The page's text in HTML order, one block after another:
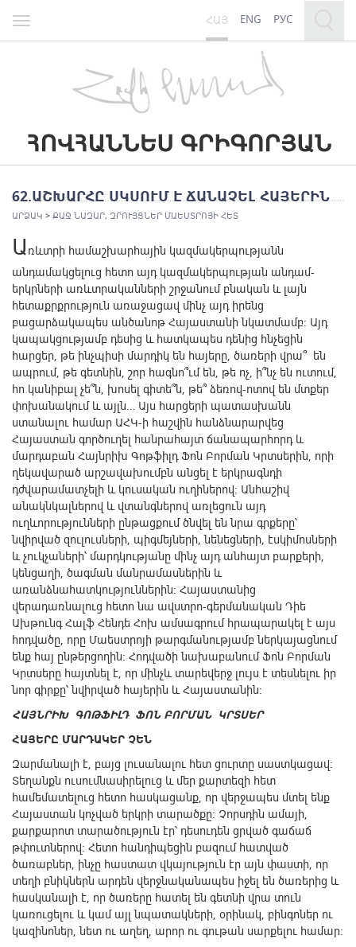
Toggle
navigation
ՀԱՅ ENG РУС
62.ԱՇԽԱՐՀԸ ՍԿՍՈՒՄ Է ՃԱՆԱՉԵԼ ՀԱՅԵՐԻՆ
ԱՐՁԱԿ > ՔԱՋ ՆԱԶԱՐ, ԶՐՈՒՅՑՆԵՐ ՄԱԵՍՏՐՈՅԻ ՀԵՏ
Առևտրի համաշխարհային կազմակերպությանն
անդամակցելուց հետո այդ կազմակերպության անդամ-
երկրների առևտրականների շրջանում բնական և լայն
հետաքրքրություն առաջացավ մինչ այդ իրենց
բացարձակապես անծանոթ Հայաստանի նկատմամբ: Այդ
կապակցությամբ դեսից և հատկապես դենից հնչեցին
հարցեր, թե ինչպիսի մարդիկ են հայերը, ծառերի վրա՞ են
ապրում, թե գետնին, շոր հագնո՞ւմ են, թե ոչ, ի՞նչ են ուտում,
հո կանիբալ չե՞ն, խոսել գիտե՞ն, թե՞ ձեռով-ոտով են մտքեր
փոխանակում և այլն… Այս հարցերի պատասխանն
ստանալու համար ԱՀԿ-ի հաշվին հանձնարարվեց
Հայաստան գործուղել հանրահայտ ճանապարհորդ և
մարդաբան Հայնրիխ Գոթֆիլդ Ֆոն Բորման Կրտսերին, որի
ղեկավարած արշավախումբն անցել է երկրագնդի
դժվարամատչելի և կուսական ուղիներով: Անհաշիվ
անակնկալներով և վտանգներով առլեցուն այդ
ուղևորությունների ընթացքում ծնվել են նրա գրքերը՝
նվիրված զուլուսների, պիգմեյների, նենեցների, էսկիմոսների
և չուկչաների՝ մարդկությանը մինչ այդ անհայտ բարքերի,
կենցաղի, ծագման մանրամասներին և
առանձնահատկություններին: Հայաստանից
վերադառնալուց հետո նա ավստրո-գերմանական Դիե
Ախթունգ Հալֆ Հենդե Հոխ ամսագրում հրապարակել է այս
հոդվածը, որը Մաեստրոյի թարգմանությամբ ներկայացնում
ենք հայ ընթերցողին: Հոդվածի նախաբանում Ֆոն Բորման
Կրտսերը հայտնել է, որ մինչև տարեվերջ լույս է տեսնելու իր
նոր գիրքը՝ նվիրված հայերին և Հայաստանին:
ՀԱՅՆՐԻԽ ԳՈԹՖԻԼԴ ՖՈՆ ԲՈՐՄԱՆ ԿՐՏՍԵՐ
ՀԱՅԵՐԸ ՄԱՐԴԱԿԵՐ ՉԵՆ
Զարմանալի է, բայց լուսանալու հետ ցուրտը սաստկացավ:
Տեղանքն ուսումնասիրելուց և մեր քարտեզի հետ
համեմատելուց հետո հասկացանք, որ վերջապես մտել ենք
Հայաստան կոչված երկրի տարածքը: Չորսդին ամայի,
քարքարոտ տարածություն էր՝ դեսուդեն ցրված գաճաճ
թփուտներով: Հետո հանդիպեցին բազում հատված
ծառաբներ, ինչը հաստատ վկայություն էր այն փաստի, որ
տեղի բնիկներն արդեն վերջնականապես իջել են ծառերից և
հասկանալի է, որ ծառերը հատել են գետնի վրա տուն
կառուցելու և կամ այլ նպատակների, օրինակ, բինգոներ ու
կազինոներ, նետ ու աղեղ, արոր ու գութան սարքելու համար: